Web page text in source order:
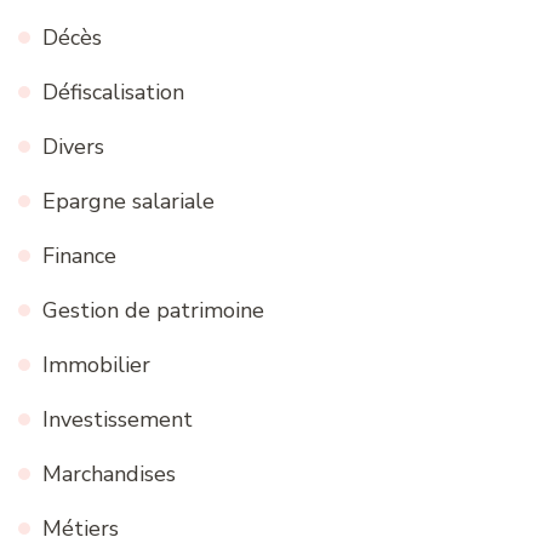
Décès
Défiscalisation
Divers
Epargne salariale
Finance
Gestion de patrimoine
Immobilier
Investissement
Marchandises
Métiers